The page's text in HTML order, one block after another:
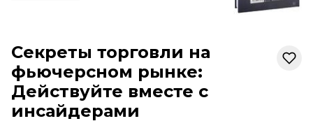
Секреты торговли на
фьючерсном рынке:
Действуйте вместе с
инсайдерами